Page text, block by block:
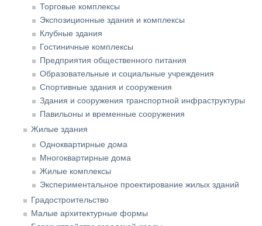
Торговые комплексы
Экспозиционные здания и комплексы
Клубные здания
Гостиничные комплексы
Предприятия общественного питания
Образовательные и социальные учреждения
Спортивные здания и сооружения
Здания и сооружения транспортной инфраструктуры
Павильоны и временные сооружения
Жилые здания
Одноквартирные дома
Многоквартирные дома
Жилые комплексы
Экспериментальное проектирование жилых зданий
Градостроительство
Малые архитектурные формы